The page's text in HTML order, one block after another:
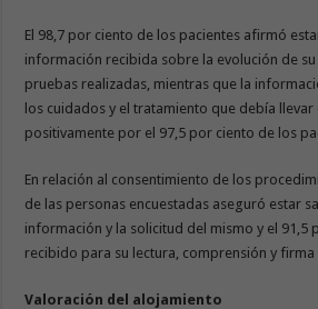
El 98,7 por ciento de los pacientes afirmó
información recibida sobre la evolución de
pruebas realizadas, mientras que la
los cuidados y el tratamiento que debía
positivamente por el 97,5 por ciento de los
En relación al consentimiento de los
de las personas encuestadas aseguró estar
información y la solicitud del mismo y el 91,5
recibido para su lectura, comprensión y
Valoración del alojamiento